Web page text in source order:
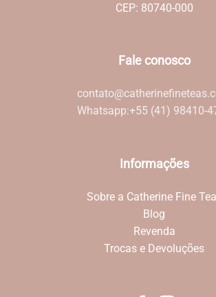
CEP: 80740-000
Fale conosco
Whatsapp:+55 (41) 98410-
Informações
Sobre a Catherine Fine
Blog
Revenda
Trocas e Devoluções